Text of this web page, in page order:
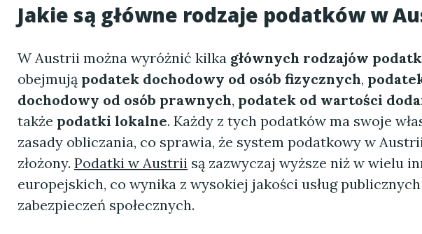
Jakie są główne rodzaje podatków w
W Austrii można wyróżnić kilka głównych rodzajów
obejmują podatek dochodowy od osób fizycznych,
dochodowy od osób prawnych, podatek od wartości
także podatki lokalne. Każdy z tych podatków ma swoje
zasady obliczania, co sprawia, że system podatkowy w
złożony. Podatki w Austrii są zazwyczaj wyższe niż w wielu
europejskich, co wynika z wysokiej jakości usług
zabezpieczeń społecznych.